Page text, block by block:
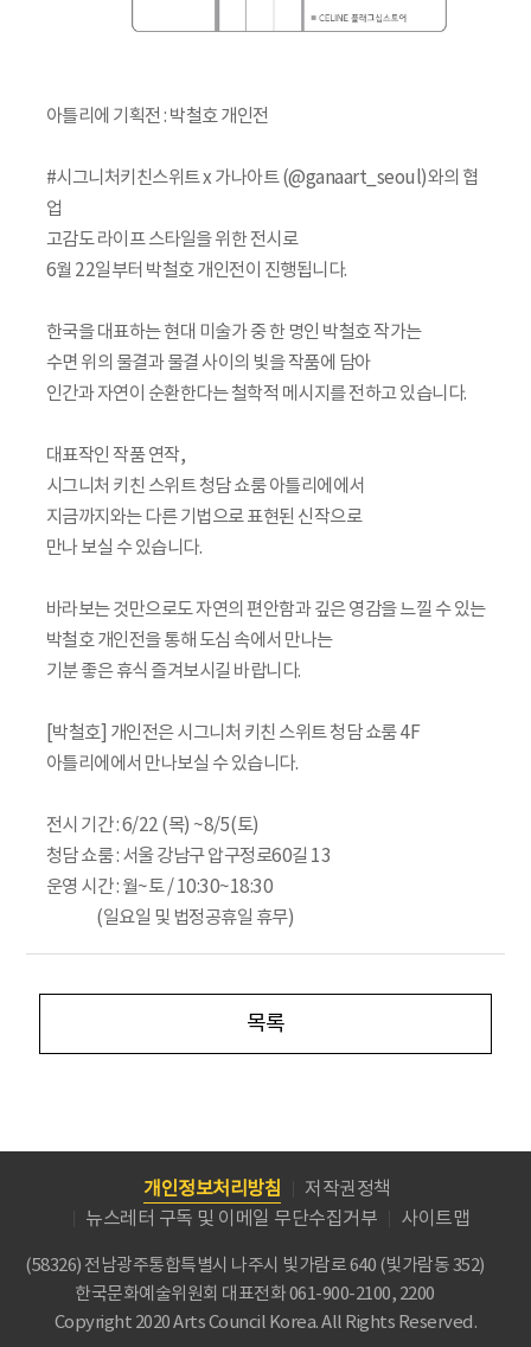
아틀리에 기획전 : 박철호 개인전
#시그니처키친스위트 x 가나아트 (@ganaart_seoul)와의 협
업
고감도 라이프 스타일을 위한 전시로
6월 22일부터 박철호 개인전이 진행됩니다.
한국을 대표하는 현대 미술가 중 한 명인 박철호 작가는
수면 위의 물결과 물결 사이의 빛을 작품에 담아
인간과 자연이 순환한다는 철학적 메시지를 전하고 있습니다.
대표작인 작품 연작,
시그니처 키친 스위트 청담 쇼룸 아틀리에에서
지금까지와는 다른 기법으로 표현된 신작으로
만나 보실 수 있습니다.
바라보는 것만으로도 자연의 편안함과 깊은 영감을 느낄 수 있는
박철호 개인전을 통해 도심 속에서 만나는
기분 좋은 휴식 즐겨보시길 바랍니다.
[박철호] 개인전은 시그니처 키친 스위트 청담 쇼룸 4F
아틀리에에서 만나보실 수 있습니다.
전시 기간 : 6/22 (목) ~8/5(토)
청담 쇼룸 : 서울 강남구 압구정로60길 13
운영 시간 : 월~토 / 10:30~18:30
​ ​ ​ ​ ​ ​ ​ ​ ​ ​ ​ ​ ​ ​ ​ ​ ​ ​(일요일 및 법정공휴일 휴무)
목록
개인정보처리방침
저작권정책
뉴스레터 구독 및 이메일 무단수집거부
사이트맵
(58326) 전남광주통합특별시 나주시 빛가람로 640 (빛가람동 352)
한국문화예술위원회 대표전화 061-900-2100, 2200
Copyright 2020 Arts Council Korea. All Rights Reserved.